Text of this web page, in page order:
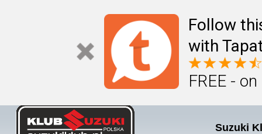
Follow
with
FREE -
Suzuki